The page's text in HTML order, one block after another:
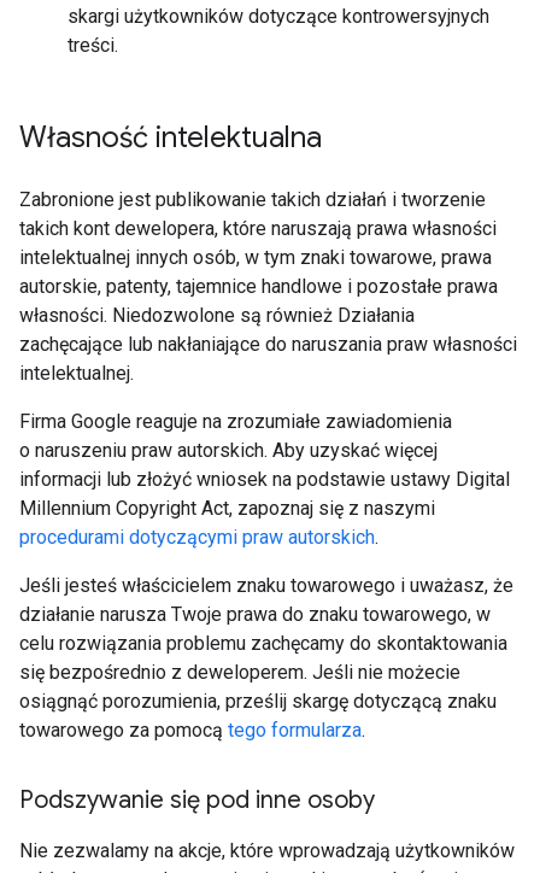
skargi użytkowników dotyczące kontrowersyjnych
treści.
Własność intelektualna
Zabronione jest publikowanie takich działań i tworzenie
takich kont dewelopera, które naruszają prawa własności
intelektualnej innych osób, w tym znaki towarowe, prawa
autorskie, patenty, tajemnice handlowe i pozostałe prawa
własności. Niedozwolone są również Działania
zachęcające lub nakłaniające do naruszania praw własności
intelektualnej.
Firma Google reaguje na zrozumiałe zawiadomienia
o naruszeniu praw autorskich. Aby uzyskać więcej
informacji lub złożyć wniosek na podstawie ustawy Digital
Millennium Copyright Act, zapoznaj się z naszymi
procedurami dotyczącymi praw autorskich.
Jeśli jesteś właścicielem znaku towarowego i uważasz, że
działanie narusza Twoje prawa do znaku towarowego, w
celu rozwiązania problemu zachęcamy do skontaktowania
się bezpośrednio z deweloperem. Jeśli nie możecie
osiągnąć porozumienia, prześlij skargę dotyczącą znaku
towarowego za pomocą tego formularza.
Podszywanie się pod inne osoby
Nie zezwalamy na akcje, które wprowadzają użytkowników